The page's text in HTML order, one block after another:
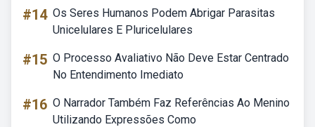
#14 Os Seres Humanos Podem Abrigar Parasitas
Unicelulares E Pluricelulares
#15 O Processo Avaliativo Não Deve Estar Centrado
No Entendimento Imediato
#16 O Narrador Também Faz Referências Ao Menino
Utilizando Expressões Como